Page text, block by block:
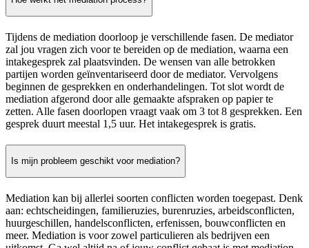
Tijdens de mediation doorloop je verschillende fasen. De mediator
zal jou vragen zich voor te bereiden op de mediation, waarna een
intakegesprek zal plaatsvinden. De wensen van alle betrokken
partijen worden geïnventariseerd door de mediator. Vervolgens
beginnen de gesprekken en onderhandelingen. Tot slot wordt de
mediation afgerond door alle gemaakte afspraken op papier te
zetten. Alle fasen doorlopen vraagt vaak om 3 tot 8 gesprekken. Een
gesprek duurt meestal 1,5 uur. Het intakegesprek is gratis.
Is mijn probleem geschikt voor mediation?
Mediation kan bij allerlei soorten conflicten worden toegepast. Denk
aan: echtscheidingen, familieruzies, burenruzies, arbeidsconflicten,
huurgeschillen, handelsconflicten, erfenissen, bouwconflicten en
meer. Mediation is voor zowel particulieren als bedrijven een